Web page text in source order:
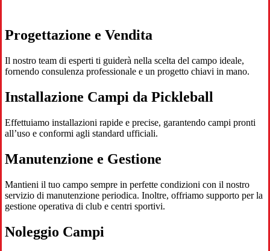
Progettazione e Vendita
Il nostro team di esperti ti guiderà nella scelta del campo ideale,
fornendo consulenza professionale e un progetto chiavi in mano.
Installazione Campi da Pickleball
Effettuiamo installazioni rapide e precise, garantendo campi pronti
all’uso e conformi agli standard ufficiali.
Manutenzione e Gestione
Mantieni il tuo campo sempre in perfette condizioni con il nostro
servizio di manutenzione periodica. Inoltre, offriamo supporto per la
gestione operativa di club e centri sportivi.
Noleggio Campi